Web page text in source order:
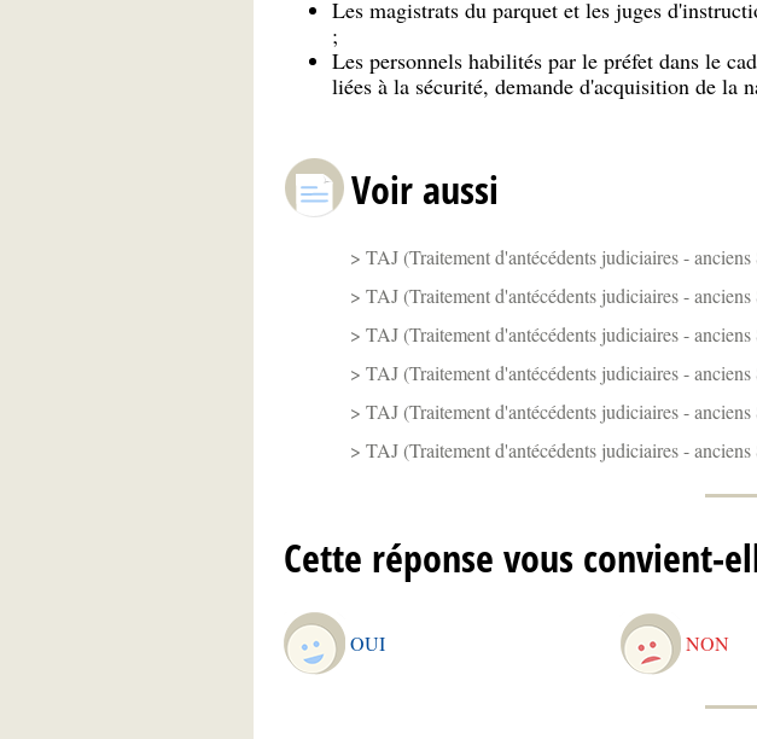
Les magistrats du parquet et les juges
;
Les personnels habilités par le préfet dans le
liées à la sécurité, demande d'acquisition de la
Voir aussi
TAJ (Traitement d'antécédents judiciaires -
TAJ (Traitement d'antécédents judiciaires -
TAJ (Traitement d'antécédents judiciaires -
TAJ (Traitement d'antécédents judiciaires -
TAJ (Traitement d'antécédents judiciaires -
TAJ (Traitement d'antécédents judiciaires -
Cette réponse vous convient-
OUI NON